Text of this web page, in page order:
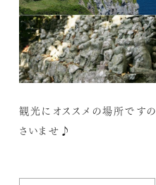
観光にオススメの場所です
さいませ♪